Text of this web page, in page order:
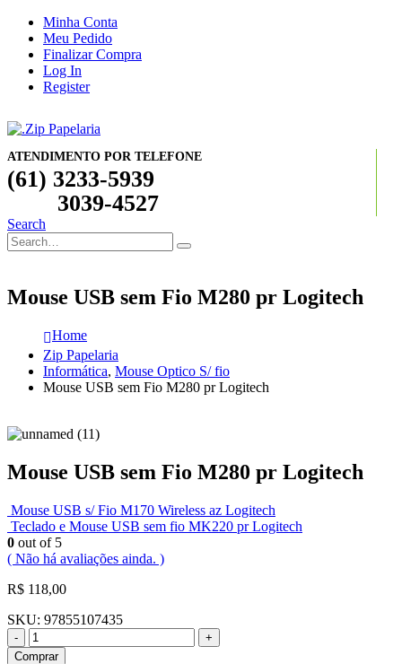
Minha Conta
Meu Pedido
Finalizar Compra
Log In
Register
ATENDIMENTO POR TELEFONE
(61) 3233-5939
3039-4527
Search
Mouse USB sem Fio M280 pr Logitech
Home
Zip Papelaria
Informática, Mouse Optico S/ fio
Mouse USB sem Fio M280 pr Logitech
Mouse USB sem Fio M280 pr Logitech
Mouse USB s/ Fio M170 Wireless az Logitech
Teclado e Mouse USB sem fio MK220 pr Logitech
0 out of 5
( Não há avaliações ainda. )
R$ 118,00
SKU: 97855107435
-
+
Comprar